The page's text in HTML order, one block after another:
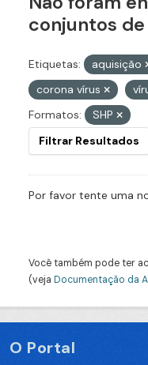
conjuntos
Etiquetas: aquisição
corona vírus
Formatos:
SHP
Filtrar Resultados
Por favor tente uma
Você também pode ter
(veja Documentação da
O Portal